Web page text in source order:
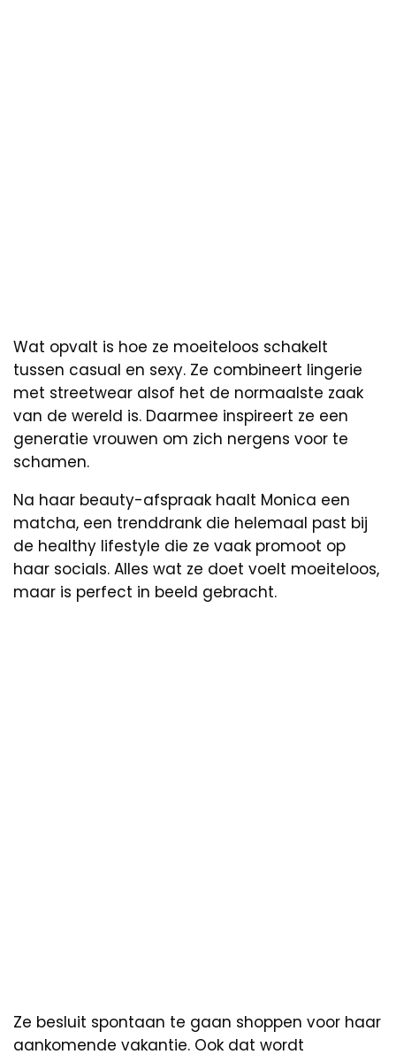
Wat opvalt is hoe ze moeiteloos schakelt
tussen casual en sexy. Ze combineert lingerie
met streetwear alsof het de normaalste zaak
van de wereld is. Daarmee inspireert ze een
generatie vrouwen om zich nergens voor te
schamen.
Na haar beauty-afspraak haalt Monica een
matcha, een trenddrank die helemaal past bij
de healthy lifestyle die ze vaak promoot op
haar socials. Alles wat ze doet voelt moeiteloos,
maar is perfect in beeld gebracht.
Ze besluit spontaan te gaan shoppen voor haar
aankomende vakantie. Ook dat wordt